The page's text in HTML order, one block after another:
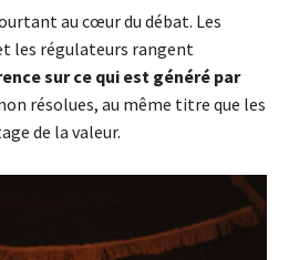
au cœur du débat. Les
les régulateurs rangent
sur ce qui est généré par
résolues, au même titre que les
de la valeur.